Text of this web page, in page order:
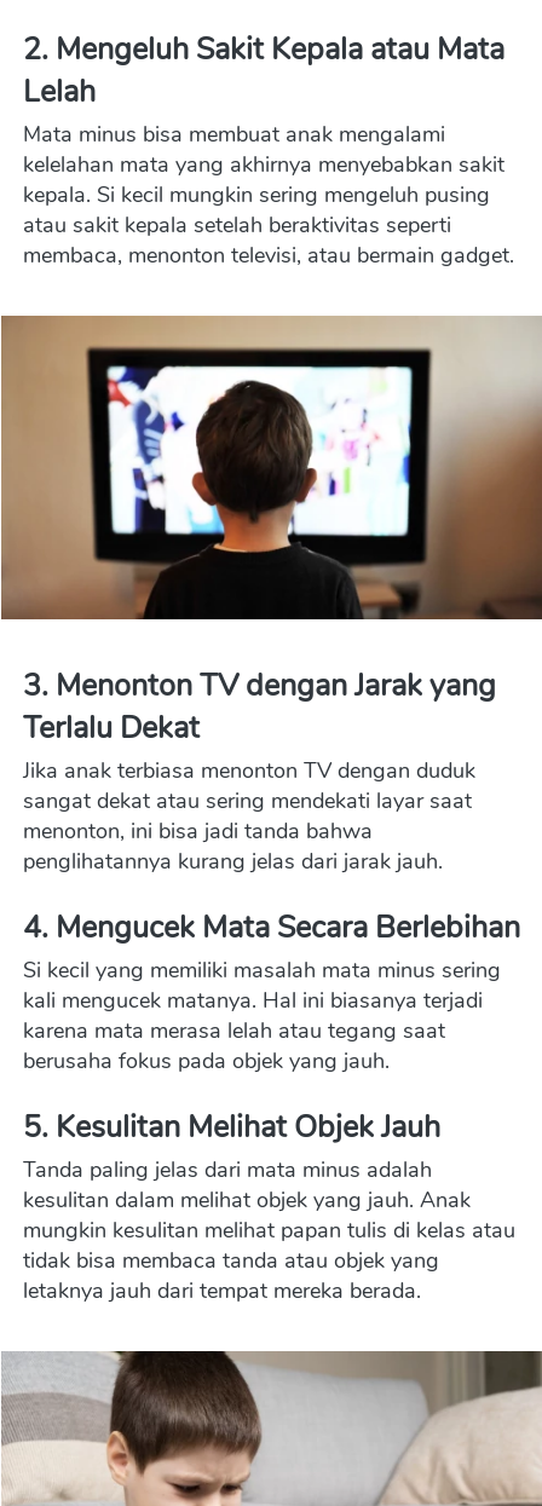
2. Mengeluh Sakit Kepala atau Mata
Lelah
Mata minus bisa membuat anak mengalami
kelelahan mata yang akhirnya menyebabkan sakit
kepala. Si kecil mungkin sering mengeluh pusing
atau sakit kepala setelah beraktivitas seperti
membaca, menonton televisi, atau bermain gadget.
3. Menonton TV dengan Jarak yang
Terlalu Dekat
Jika anak terbiasa menonton TV dengan duduk
sangat dekat atau sering mendekati layar saat
menonton, ini bisa jadi tanda bahwa
penglihatannya kurang jelas dari jarak jauh.
4. Mengucek Mata Secara Berlebihan
Si kecil yang memiliki masalah mata minus sering
kali mengucek matanya. Hal ini biasanya terjadi
karena mata merasa lelah atau tegang saat
berusaha fokus pada objek yang jauh.
5. Kesulitan Melihat Objek Jauh
Tanda paling jelas dari mata minus adalah
kesulitan dalam melihat objek yang jauh. Anak
mungkin kesulitan melihat papan tulis di kelas atau
tidak bisa membaca tanda atau objek yang
letaknya jauh dari tempat mereka berada.